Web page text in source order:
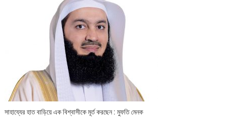
সাহায্যের হাত বাড়িয়ে এক বিশ্বাসীকে মূর্ত করছেন : মুফতি মেনক